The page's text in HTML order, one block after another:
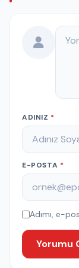
ADINIZ *
E-POSTA *
Adımı, e-
Yorumu